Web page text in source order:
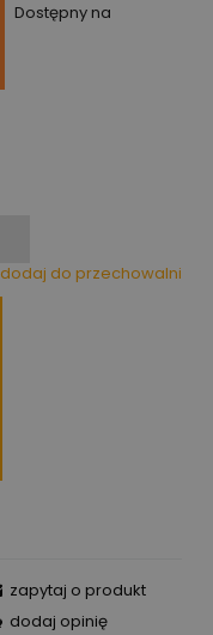
Dostępny na
dodaj do przechowalni
zapytaj o produkt
dodaj opinię